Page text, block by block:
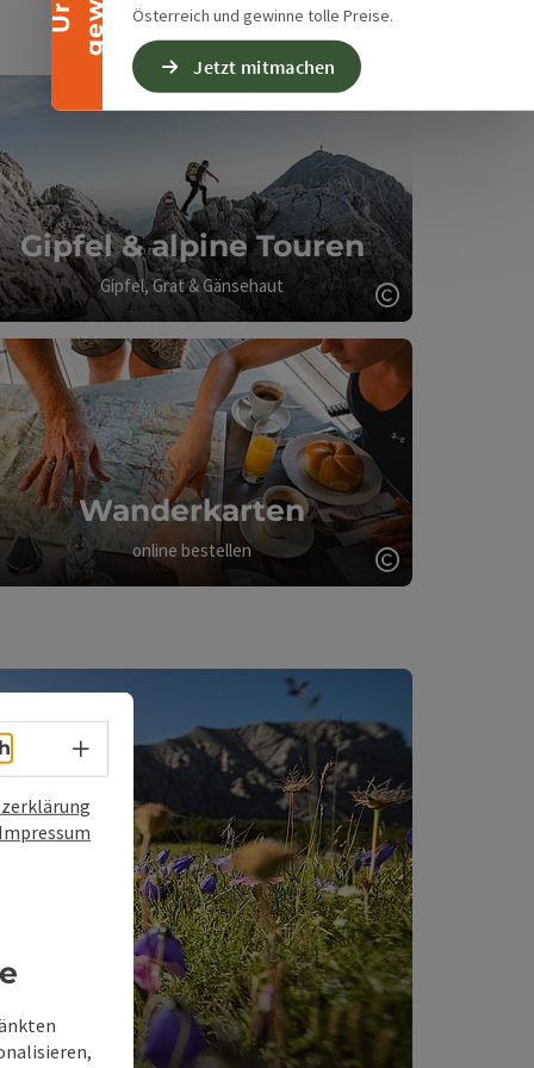
Österreich und gewinne tolle Preise.
Jetzt mitmachen
öffnen
Gipfel & alpine Touren
Gipfel, Grat & Gänsehaut
Copyright
Wanderkarten
online bestellen
Copyright
Sprachwahl - Menü öffnen
Impressum